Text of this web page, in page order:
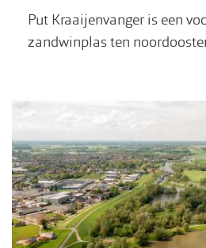
Put Kraaijenvanger is een
zandwinplas ten